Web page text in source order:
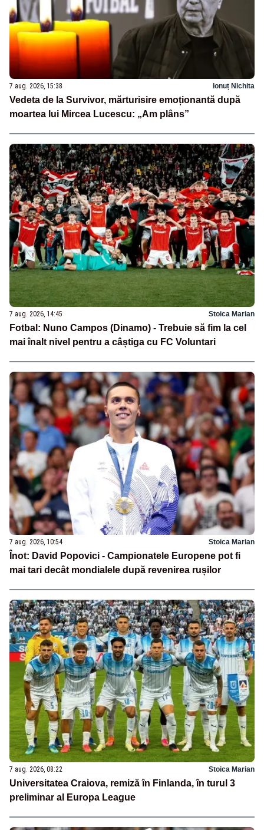
7 aug. 2026, 15:38 Ionuț Nichita
Vedeta de la Survivor, mărturisire emoționantă după
moartea lui Mircea Lucescu: „Am plâns”
7 aug. 2026, 14:45 Stoica Marian
Fotbal: Nuno Campos (Dinamo) - Trebuie să fim la cel
mai înalt nivel pentru a câștiga cu FC Voluntari
7 aug. 2026, 10:54 Stoica Marian
Înot: David Popovici - Campionatele Europene pot fi
mai tari decât mondialele după revenirea rușilor
7 aug. 2026, 08:22 Stoica Marian
Universitatea Craiova, remiză în Finlanda, în turul 3
preliminar al Europa League